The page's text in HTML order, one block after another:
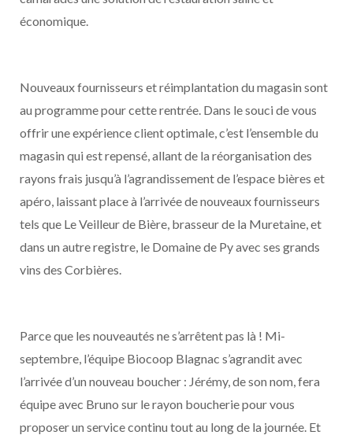
économique.
Nouveaux fournisseurs et réimplantation du magasin sont
au programme pour cette rentrée. Dans le souci de vous
offrir une expérience client optimale, c’est l’ensemble du
magasin qui est repensé, allant de la réorganisation des
rayons frais jusqu’à l’agrandissement de l’espace bières et
apéro, laissant place à l’arrivée de nouveaux fournisseurs
tels que Le Veilleur de Bière, brasseur de la Muretaine, et
dans un autre registre, le Domaine de Py avec ses grands
vins des Corbières.
Parce que les nouveautés ne s’arrêtent pas là ! Mi-
septembre, l’équipe Biocoop Blagnac s’agrandit avec
l’arrivée d’un nouveau boucher : Jérémy, de son nom, fera
équipe avec Bruno sur le rayon boucherie pour vous
proposer un service continu tout au long de la journée. Et